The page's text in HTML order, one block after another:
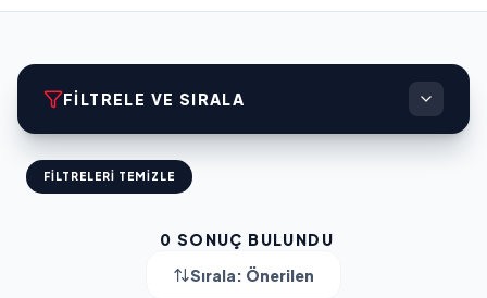
FILTRELE VE SIRALA
FILTRELERI TEMIZLE
0 SONUÇ BULUNDU
Sırala: Önerilen